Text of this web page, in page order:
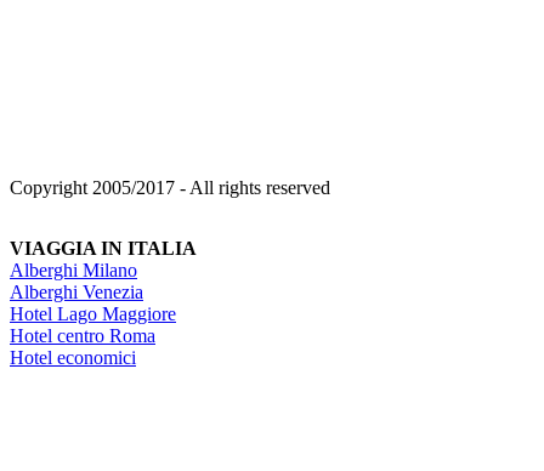
Copyright 2005/2017 - All rights reserved
VIAGGIA IN ITALIA
Alberghi Milano
Alberghi Venezia
Hotel Lago Maggiore
Hotel centro Roma
Hotel economici